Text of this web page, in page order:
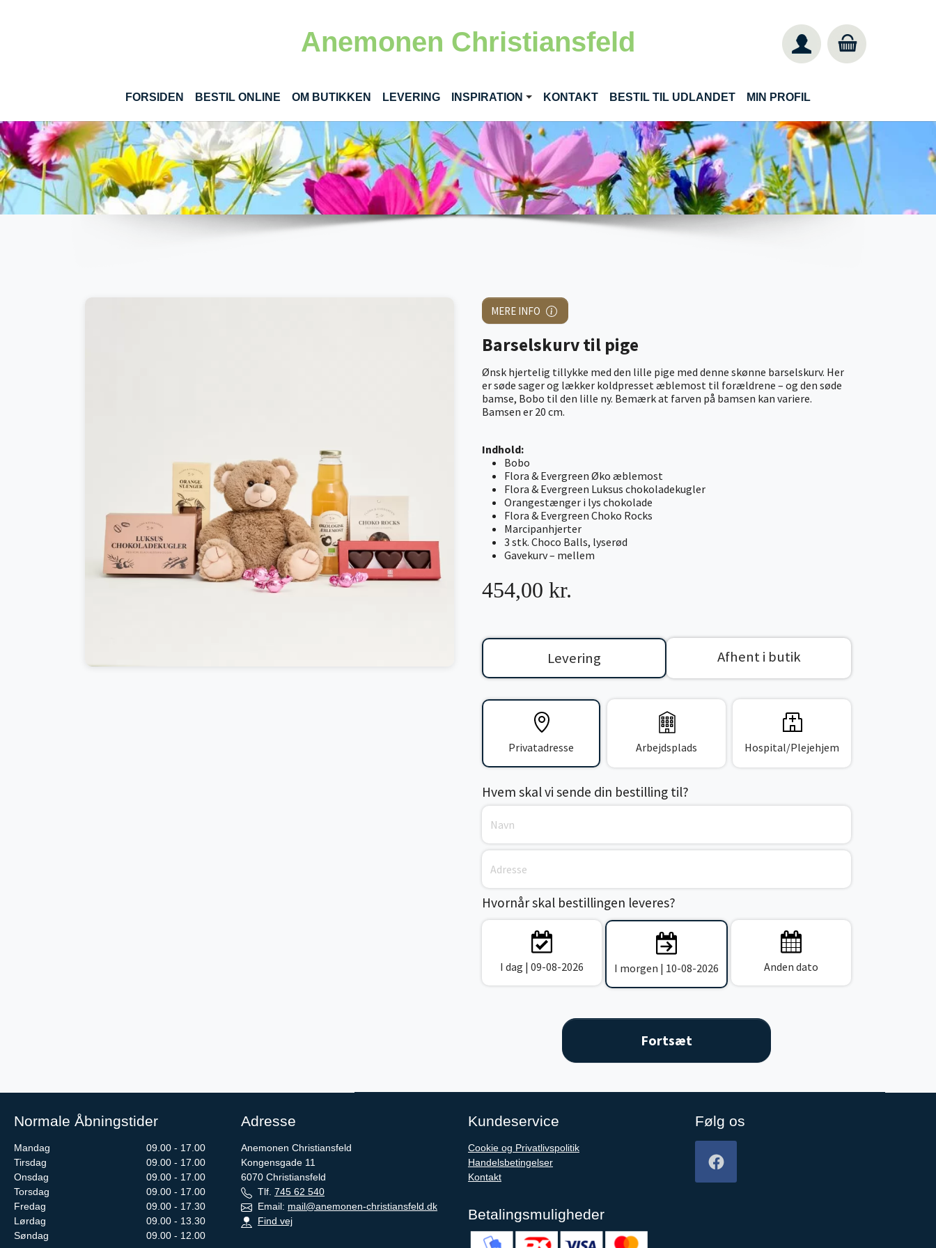
Anemonen Christiansfeld
FORSIDEN BESTIL ONLINE(CURRENT)
OM BUTIKKEN LEVERING INSPIRATION KONTAKT BESTIL TIL UDLANDET MIN PROFIL
MERE INFO
Barselskurv til pige
Ønsk hjertelig tillykke med den lille pige med denne skønne barselskurv. Her
er søde sager og lækker koldpresset æblemost til forældrene – og den søde
bamse, Bobo til den lille ny. Bemærk at farven på bamsen kan variere.
Bamsen er 20 cm.
Indhold:
Bobo
Flora & Evergreen Øko æblemost
Flora & Evergreen Luksus chokoladekugler
Orangestænger i lys chokolade
Flora & Evergreen Choko Rocks
Marcipanhjerter
3 stk. Choco Balls, lyserød
Gavekurv – mellem
454,00 kr.
Levering Afhent i butik
Privatadresse Arbejdsplads Hospital/Plejehjem
Hvem skal vi sende din bestilling til?
Hvornår skal bestillingen leveres?
I dag | 09-08-2026 I morgen | 10-08-2026 Anden dato
Normale Åbningstider
Mandag
09.00 - 17.00
Tirsdag
09.00 - 17.00
Onsdag
09.00 - 17.00
Torsdag
09.00 - 17.00
Fredag
09.00 - 17.30
Lørdag
09.00 - 13.30
Søndag
09.00 - 12.00
Adresse
Anemonen Christiansfeld
Kongensgade 11
6070 Christiansfeld
Tlf. 745 62 540
Email: mail@anemonen-christiansfeld.dk
Find vej
Kundeservice
Cookie og Privatlivspolitik
Handelsbetingelser
Kontakt
Betalingsmuligheder
Følg os